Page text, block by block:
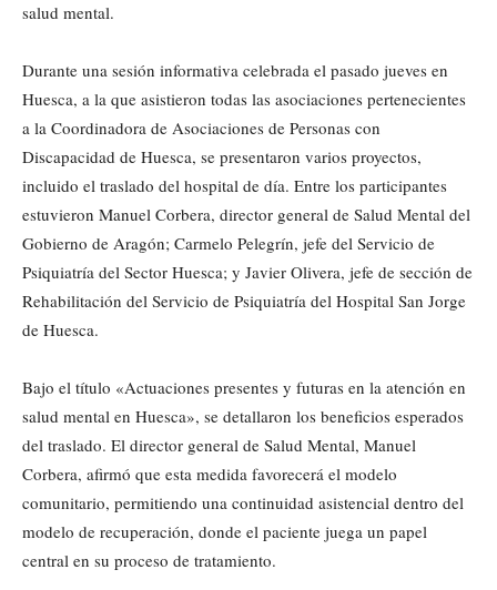
salud mental.
Durante una sesión informativa celebrada el pasado jueves en
Huesca, a la que asistieron todas las asociaciones pertenecientes
a la Coordinadora de Asociaciones de Personas con
Discapacidad de Huesca, se presentaron varios proyectos,
incluido el traslado del hospital de día. Entre los participantes
estuvieron Manuel Corbera, director general de Salud Mental del
Gobierno de Aragón; Carmelo Pelegrín, jefe del Servicio de
Psiquiatría del Sector Huesca; y Javier Olivera, jefe de sección de
Rehabilitación del Servicio de Psiquiatría del Hospital San Jorge
de Huesca.
Bajo el título «Actuaciones presentes y futuras en la atención en
salud mental en Huesca», se detallaron los beneficios esperados
del traslado. El director general de Salud Mental, Manuel
Corbera, afirmó que esta medida favorecerá el modelo
comunitario, permitiendo una continuidad asistencial dentro del
modelo de recuperación, donde el paciente juega un papel
central en su proceso de tratamiento.